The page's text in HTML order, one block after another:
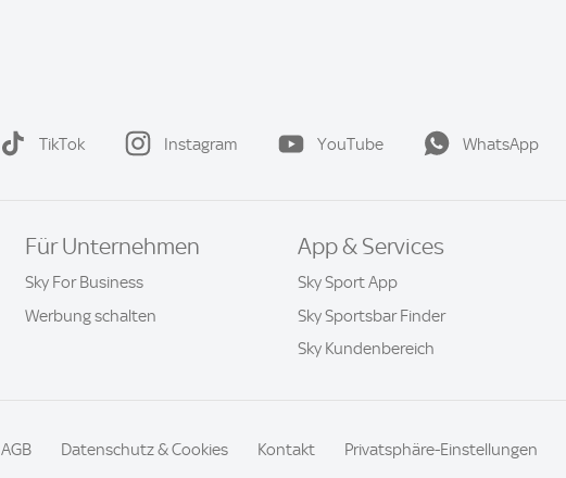
TikTok Instagram YouTube WhatsApp
Für Unternehmen
Sky For Business
Werbung schalten
App & Services
Sky Sport App
Sky Sportsbar Finder
Sky Kundenbereich
AGB Datenschutz & Cookies Kontakt Privatsphäre-Einstellungen